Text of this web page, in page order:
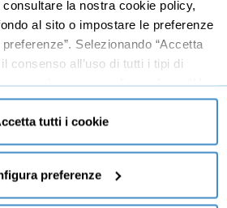
la nostra cookie policy,
al sito o impostare le preferenze
Selezionando “Accetta
consenso all’uso di tutti i tipi di
il consenso cliccando su “Usa
e saranno attivati i soli cookie
funzionamento del sito.
tutti i cookie
preferenze
(esecuzione pratica) 00:33
01:38
(esecuzione pratica)
02:47
(esecuzione pratica)
ed estensione del bacino